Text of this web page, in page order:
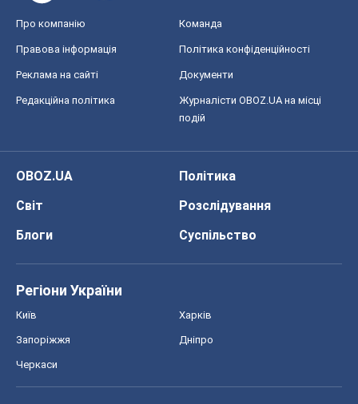
Про компанію Команда
Правова інформація Політика конфіденційності
Реклама на сайті Документи
Редакційна політика
Журналісти OBOZ.UA на місці
подій
OBOZ.UA
Політика
Світ
Розслідування
Блоги
Суспільство
Регіони України
Київ Харків
Запоріжжя Дніпро
Черкаси